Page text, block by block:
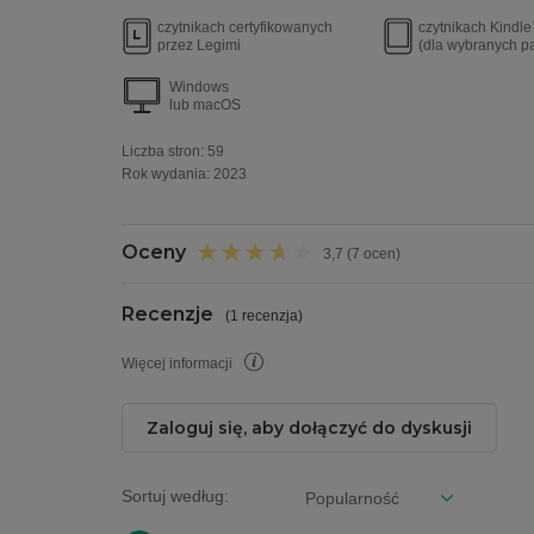
czytnikach certyfikowanych
przez Legimi
czytnikach
(dla wybranych
Windows
lub macOS
Liczba stron: 59
Rok wydania: 2023
Oceny 3,7 (7 ocen)
Recenzje (1 recenzja)
Więcej informacji
Zaloguj się, aby dołączyć do dyskusji
Sortuj według: